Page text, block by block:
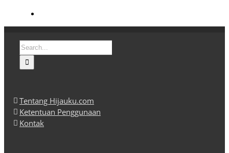
Search
for:
Tentang Hijauku.com
Ketentuan Penggunaan
Kontak